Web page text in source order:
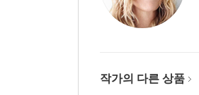
작가의 다른 상품